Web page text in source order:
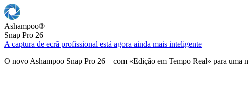
Ashampoo®
Snap Pro 26
A captura de ecrã profissional está agora ainda mais inteligente
O novo Ashampoo Snap Pro 26 – com «Edição em Tempo Real» para uma